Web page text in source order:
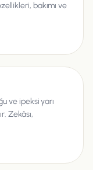
bakımı ve
ve ipeksi yarı
Zekâsı,